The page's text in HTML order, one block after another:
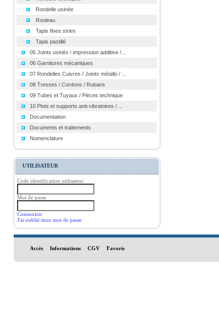
Rondelle usinée
Rouleau
Tapis fines stries
Tapis pastillé
05 Joints usinés / impression additive /...
06 Garnitures mécaniques
07 Rondelles Cuivres / Joints métallo / ...
08 Tresses / Cordons / Rubans
09 Tubes et Tuyaux / Pièces technique
10 Plots et supports anti-vibratoires / ...
Documentation
Documents et traitements
Nomenclature
UTILISATEUR
Code identification utilisateur
Mot de passe
Connexion
J'ai oublié mon mot de passe
Accès Informations CGV Favoris